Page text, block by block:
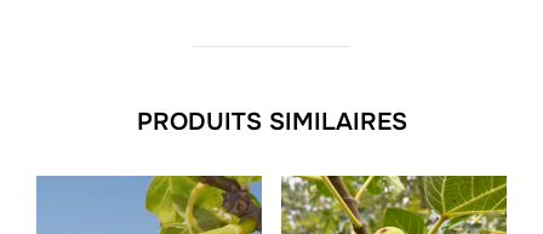
PRODUITS SIMILAIRES